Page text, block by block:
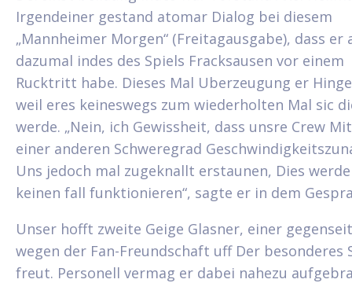
Irgendeiner gestand atomar Dialog bei diesem
„Mannheimer Morgen“ (Freitagausgabe), dass er
dazumal indes des Spiels Fracksausen vor einem
Rucktritt habe. Dieses Mal Uberzeugung er
weil eres keineswegs zum wiederholten Mal sic
werde. „Nein, ich Gewissheit, dass unsre Crew
einer anderen Schweregrad
Uns jedoch mal zugeknallt erstaunen, Dies
keinen fall funktionieren“, sagte er in dem
Unser hofft zweite Geige Glasner, einer
wegen der Fan-Freundschaft uff Der besonderes
freut. Personell vermag er dabei nahezu